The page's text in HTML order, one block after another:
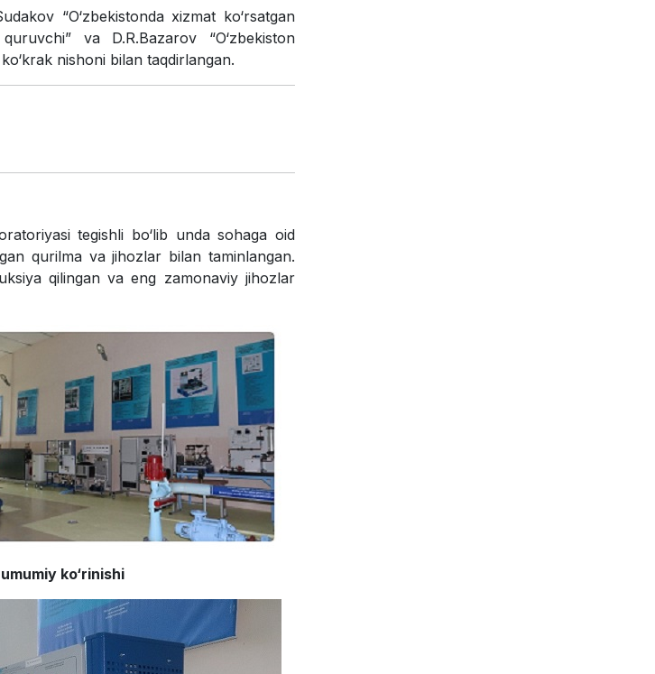
“O‘zbekistonda xizmat ko‘rsatgan
va D.R.Bazarov “O‘zbekiston
nishoni bilan taqdirlangan.
tegishli bo‘lib unda sohaga oid
qurilma va jihozlar bilan taminlangan.
qilingan va eng zamonaviy jihozlar
ko‘rinishi